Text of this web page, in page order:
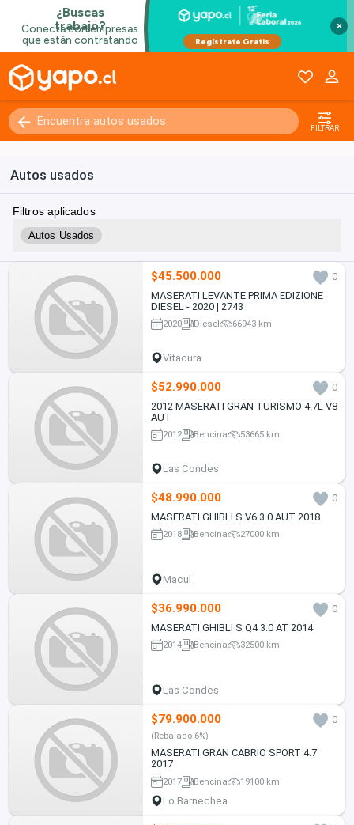
×
FILTRAR
Autos usados
Filtros aplicados
Autos Usados
$45.500.000
0
MASERATI LEVANTE PRIMA EDIZIONE
DIESEL - 2020 | 2743
2020 Diesel 66943 km
Vitacura
$52.990.000
0
2012 MASERATI GRAN TURISMO 4.7L V8
AUT
2012 Bencina 53665 km
Las Condes
$48.990.000
0
MASERATI GHIBLI S V6 3.0 AUT 2018
2018 Bencina 27000 km
Macul
$36.990.000
0
MASERATI GHIBLI S Q4 3.0 AT 2014
2014 Bencina 32500 km
Las Condes
$79.900.000 0
(Rebajado 6%)
MASERATI GRAN CABRIO SPORT 4.7
2017
2017 Bencina 19100 km
Lo Barnechea